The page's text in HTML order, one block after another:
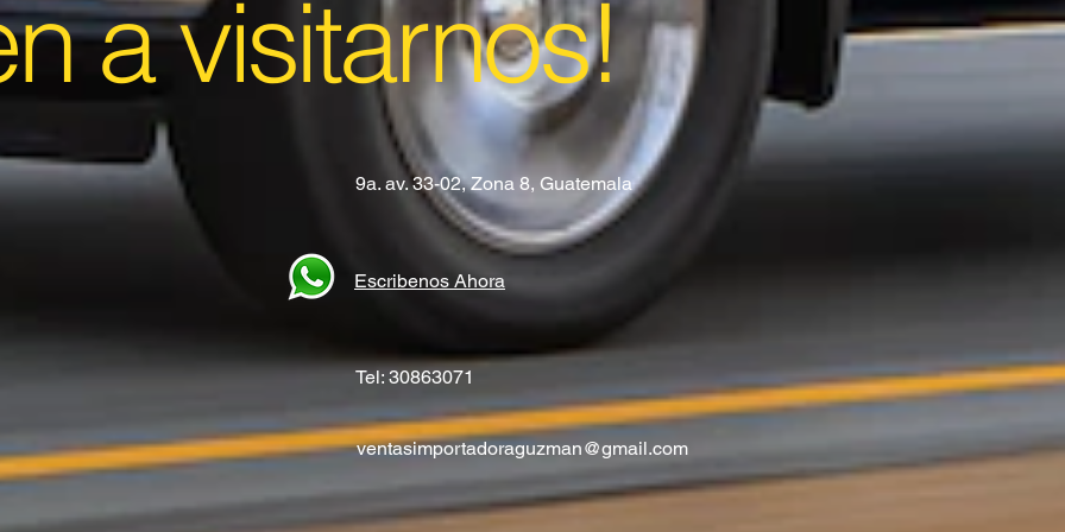
a visitarnos!
9a. av. 33-02, Zona 8, Guatemala
Escribenos Ahora
Tel: 30863071
ventasimportadoraguzman@gmail.com